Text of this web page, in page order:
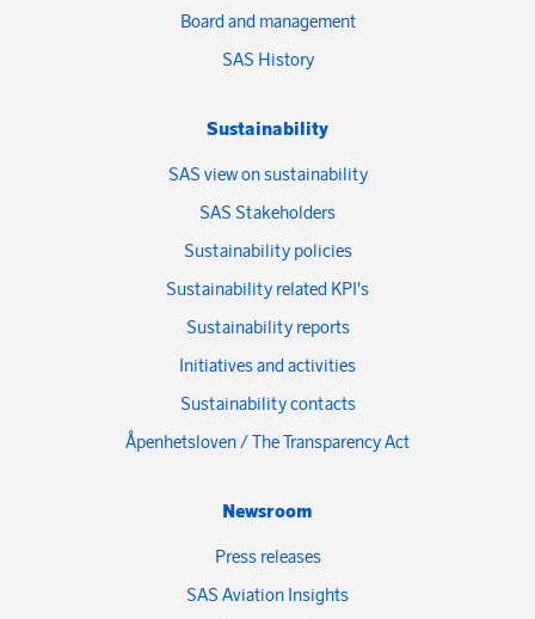
Board and management
SAS History
Sustainability
SAS view on sustainability
SAS Stakeholders
Sustainability policies
Sustainability related KPI's
Sustainability reports
Initiatives and activities
Sustainability contacts
Åpenhetsloven / The Transparency Act
Newsroom
Press releases
SAS Aviation Insights